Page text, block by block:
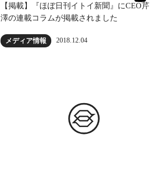
【掲載】『ほぼ日刊イトイ新聞』にCEO芹
澤の連載コラムが掲載されました
メディア情報 2018.12.04